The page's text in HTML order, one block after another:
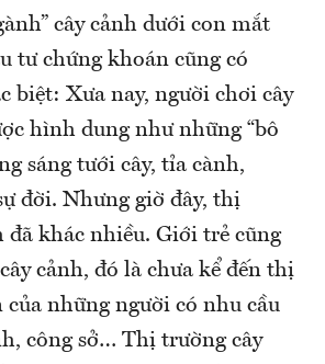
cây cảnh dưới con mắt
tư chứng khoán cũng có
biệt: Xưa nay, người chơi cây
hình dung như những “bô
sáng tưới cây, tỉa cành,
đời. Nhưng giờ đây, thị
đã khác nhiều. Giới trẻ cũng
cảnh, đó là chưa kể đến thị
những người có nhu cầu
công sở… Thị trường cây